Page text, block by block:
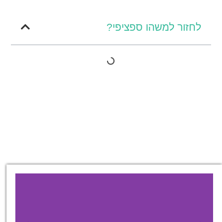
לחזור למשהו ספציפי?